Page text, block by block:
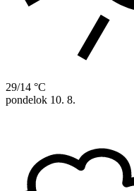
29/14 °C
pondelok 10. 8.